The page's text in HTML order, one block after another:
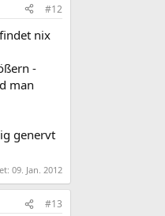
#12
nix
-
man
genervt
09. Jan. 2012
#13